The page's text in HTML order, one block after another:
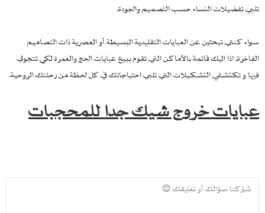
تلبي تفضيلات النساء حسب التصميم والجودة.
سواء كنتي تبحثين عن العبايات التقليدية البسيطة أو العصرية ذات التصاميم
الفاخرة, اذا اليك قائمة بالأماكن التي تقوم ببيع عبايات الحج والعمرة لكي تتجولي
فيها و تكتشفي التشكيلات التي تلبي احتياجاتك في كل لحظة من رحلتك الروحية.
عبايات خروج شيك جدا للمحجبات